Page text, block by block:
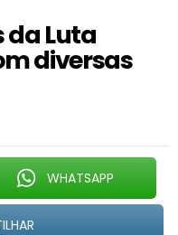
da Luta
diversas
WHATSAPP